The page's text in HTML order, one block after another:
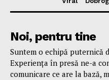
Noi, pentru tine
Suntem o echipă puternică
Experiența în presă ne-a
comunicare ce are la bază,